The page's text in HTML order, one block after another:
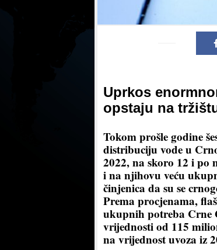
Uprkos
opstaju na
Tokom prošle godine
distribuciju vode u
2022, na skoro 12 i po
i na njihovu veću
činjenica da su se
Prema procjenama,
ukupnih potreba Crne
vrijednosti od 115
na vrijednost uvoza iz